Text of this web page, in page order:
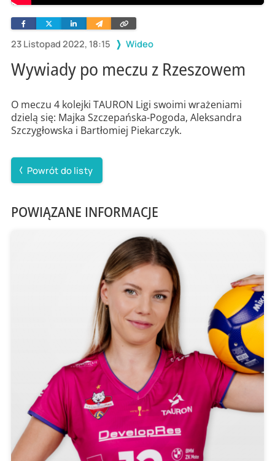
23 Listopad 2022, 18:15 Wideo
FacebookTwitterLinkedinWyślij
e-
Skopiuj
link
Wywiady po meczu z Rzeszowem
O meczu 4 kolejki TAURON Ligi swoimi wrażeniami
dzielą się: Majka Szczepańska-Pogoda, Aleksandra
Szczygłowska i Bartłomiej Piekarczyk.
Powrót do listy
POWIĄZANE INFORMACJE